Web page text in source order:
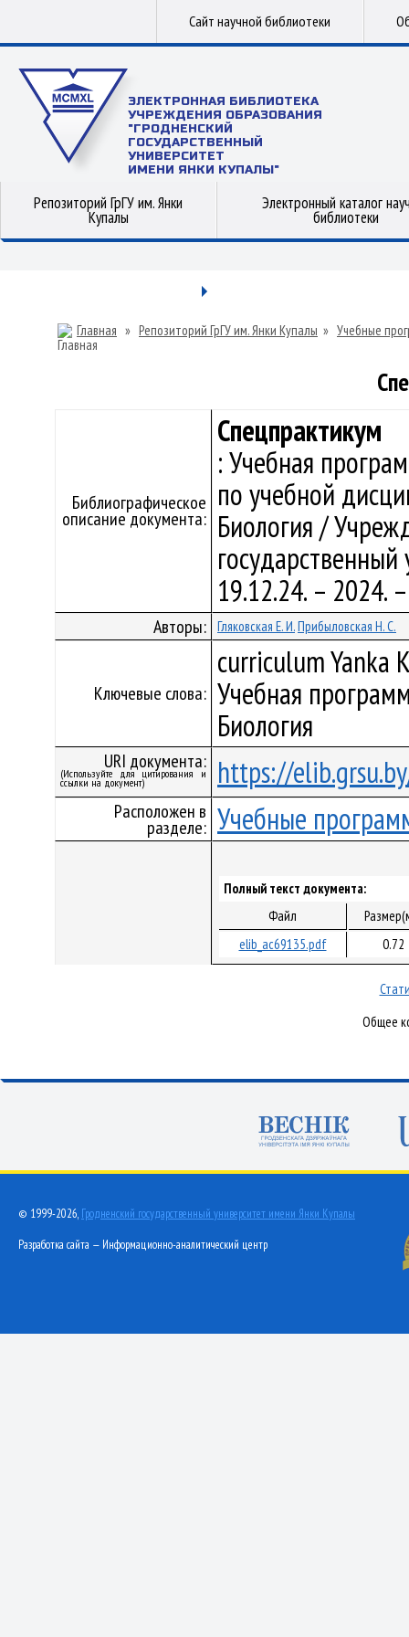
Сайт научной библиотеки
ЭЛЕКТРОННАЯ БИБЛИОТЕКА
УЧРЕЖДЕНИЯ ОБРАЗОВАНИЯ
"ГРОДНЕНСКИЙ
ГОСУДАРСТВЕННЫЙ
УНИВЕРСИТЕТ
ИМЕНИ ЯНКИ КУПАЛЫ"
Репозиторий ГрГУ им. Янки
Купалы
Электронный каталог
библиотеки
Главная » Репозиторий ГрГУ им. Янки Купалы » Учебные
Библиографическое
описание документа:
Спецпрактикум
: Учебная
по учебной
Биология /
19.12.24. –
Авторы: Гляковская Е. И.Прибыловская Н. С.
Ключевые слова:
curriculum Yanka
Учебная
Биология
URI документа:
(Используйте для цитирования и
ссылки на документ) https://
Расположен в
разделе: Учебные
Полный текст документа:
Файл
elib_ac69135.pdf
0.72
Общее
© 1999-2026, Гродненский государственный университет имени Янки Купалы
Разработка сайта — Информационно-аналитический центр